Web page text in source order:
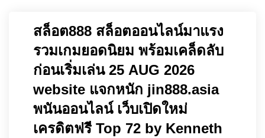
สล็อต888 สล็อตออนไลน์มาแรง
รวมเกมยอดนิยม พร้อมเคล็ดลับ
ก่อนเริ่มเล่น 25 AUG 2026
website แจกหนัก jin888.asia
พนันออนไลน์ เว็บเปิดใหม่
เครดิตฟรี Top 72 by Kenneth